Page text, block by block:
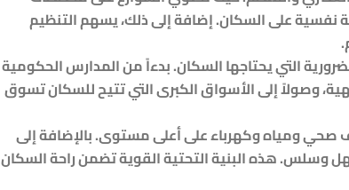
على السكان. إضافة إلى ذلك، يسهم التنظيم
التي يحتاجها السكان. بدءاً من المدارس الحكومية
وصولاً إلى الأسواق الكبرى التي تتيح للسكان تسوق
ومياه وكهرباء على أعلى مستوى. بالإضافة إلى
وسلس. هذه البنية التحتية القوية تضمن راحة السكان